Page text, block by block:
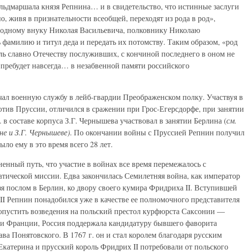
князя Репнина… и в свидетельство, что истинные заслуги
живя в признательности всеобщей, переходят из рода в род»,
внуку Николая Васильевича, полковнику Николаю
и титул деда и передать их потомству. Таким образом, «род
славно Отечеству послуживших, с кончиной последнего в оном не
навсегда… в незабвенной памяти российского
военную службу в лейб-гвардии Преображенском полку. Участвуя в
Пруссии, отличился в сражении при Грос-Егерсдорфе, при занятии
составе корпуса З.Г. Чернышева участвовал в занятии Берлина (см.
и З.Г. Чернышеве). По окончании войны с Пруссией Репнин получил
ему в это время всего 28 лет.
путь, что участие в войнах все время перемежалось с
миссии. Едва закончилась Семилетняя война, как император
послом в Берлин, ко двору своего кумира Фридриха II. Вступившей
Репнин понадобился уже в качестве ее полномочного представителя
возведения на польский престол курфюрста Саксонии —
Франции, Россия поддержала кандидатуру бывшего фаворита
Понятовского. В 1767 г. он и стал королем благодаря русским
и прусский король Фридрих II потребовали от польского